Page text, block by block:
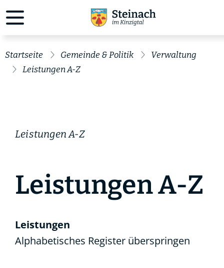
Startseite Gemeinde & Politik
Verwaltung
Leistungen A-Z
Leistungen A-Z
Leistungen A-Z
Leistungen
Alphabetisches Register überspringen